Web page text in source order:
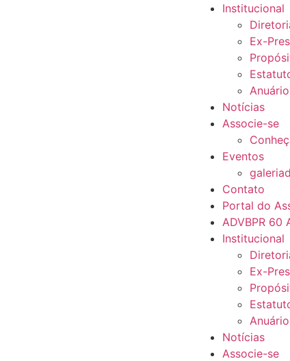
Institucional
Ex-
Notícias
Associe-se
Eventos
Contato
Portal do
ADVBPR 60
Institucional
Ex-
Notícias
Associe-se